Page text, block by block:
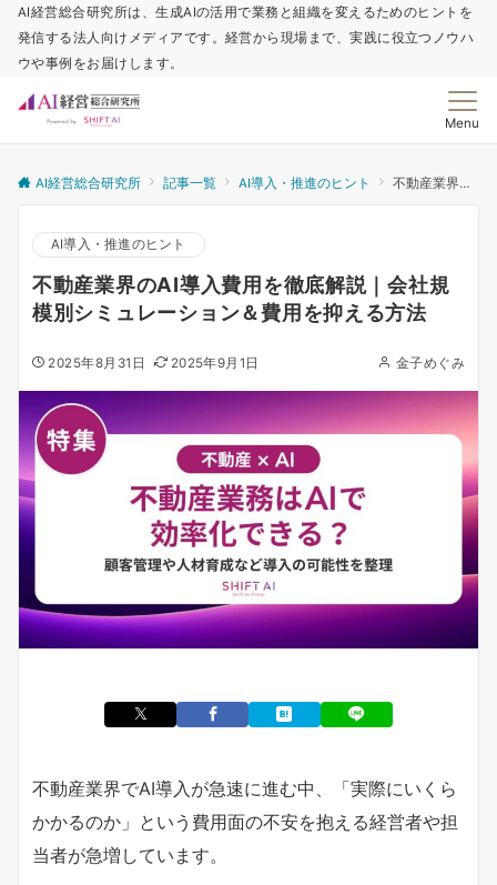
AI経営総合研究所は、生成AIの活用で業務と組織を変えるためのヒントを
発信する法人向けメディアです。経営から現場まで、実践に役立つノウハ
ウや事例をお届けします。
Menu
AI経営総合研究所 記事一覧 AI導入・推進のヒント 不動産業界のAI導入費用を徹底解説｜会社規模別シミュレーション＆費用を抑える方法
AI導入・推進のヒント
不動産業界のAI導入費用を徹底解説｜会社規
模別シミュレーション＆費用を抑える方法
2025年8月31日 2025年9月1日 金子めぐみ
不動産業界でAI導入が急速に進む中、「実際にいくら
かかるのか」という費用面の不安を抱える経営者や担
当者が急増しています。